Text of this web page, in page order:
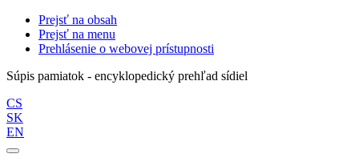
Prejsť na obsah
Prejsť na menu
Prehlásenie o webovej prístupnosti
Súpis pamiatok - encyklopedický prehľad sídiel
CS
SK
EN